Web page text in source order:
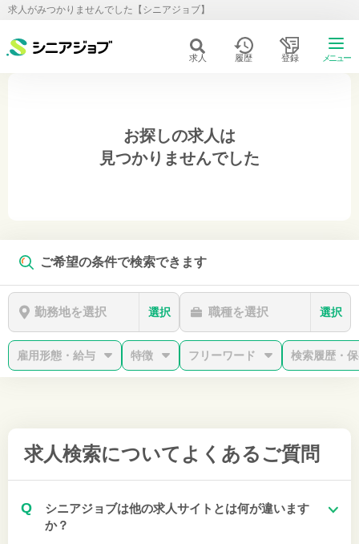
求人がみつかりませんでした【シニアジョブ】
求人 履歴 登録 メニュー
お探しの求人は
見つかりませんでした
ご希望の条件で検索できます
勤務地を選択 選択 職種を選択 選択
雇用形態・給与 特徴 フリーワード 検索履歴・
求人検索について よくあるご質問
Q
シニアジョブは他の求人サイトとは何が違います
か？